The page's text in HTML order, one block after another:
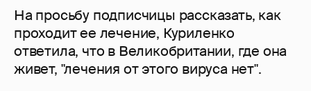
На просьбу подписчицы рассказать, как
проходит ее лечение, Куриленко
ответила, что в Великобритании, где она
живет, "лечения от этого вируса нет".